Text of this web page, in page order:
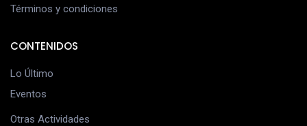
Términos y condiciones
CONTENIDOS
Lo Último
Eventos
Otras Actividades